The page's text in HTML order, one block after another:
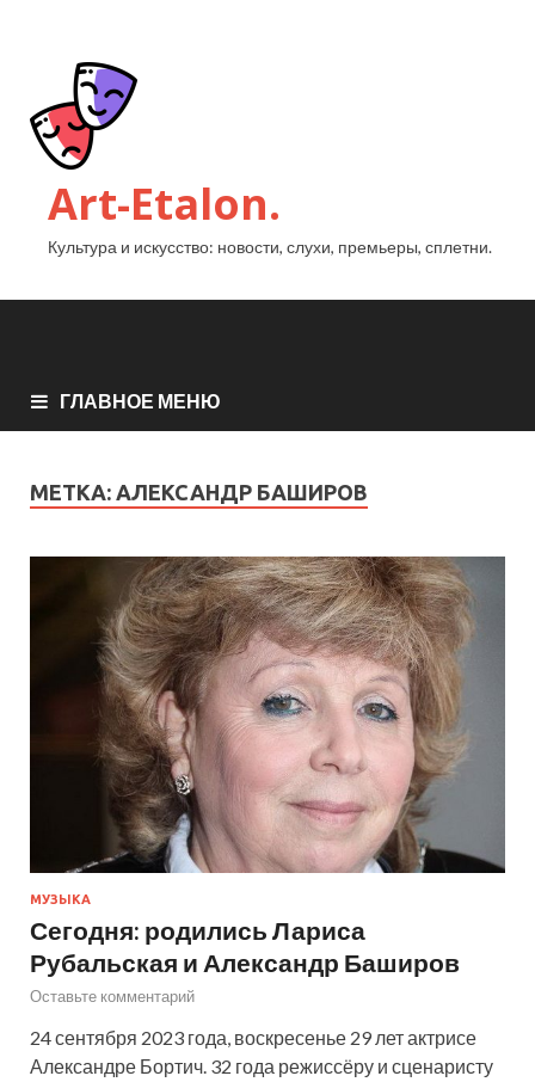
Art-Etalon.
Культура и искусство: новости, слухи, премьеры, сплетни.
ГЛАВНОЕ МЕНЮ
МЕТКА: АЛЕКСАНДР БАШИРОВ
МУЗЫКА
Сегодня: родились Лариса
Рубальская и Александр Баширов
Оставьте комментарий
24 сентября 2023 года, воскресенье 29 лет актрисе
Александре Бортич. 32 года режиссёру и сценаристу